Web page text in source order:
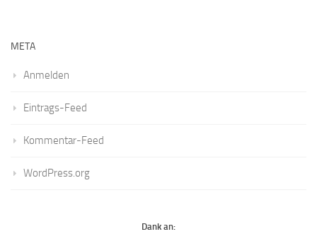
META
Anmelden
Eintrags-Feed
Kommentar-Feed
WordPress.org
Dank an: